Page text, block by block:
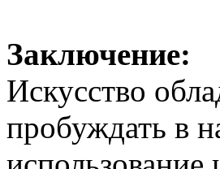
Заключение:
Искусство
пробуждать в